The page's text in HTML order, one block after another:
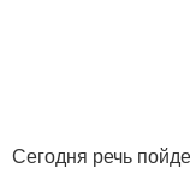
Сегодня речь